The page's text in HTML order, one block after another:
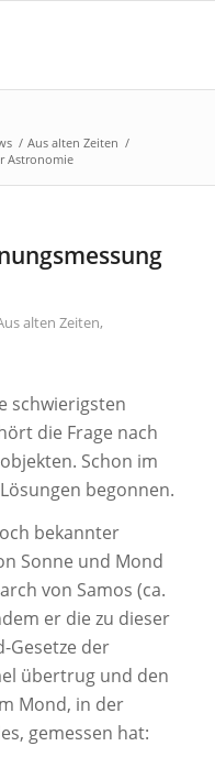
/ Aus alten Zeiten /
Astronomie
alten Zeiten,
schwierigsten
die Frage nach
Schon im
begonnen.
bekannter
Sonne und Mond
von Samos (ca.
er die zu dieser
Gesetze der
übertrug und den
Mond, in der
gemessen hat: